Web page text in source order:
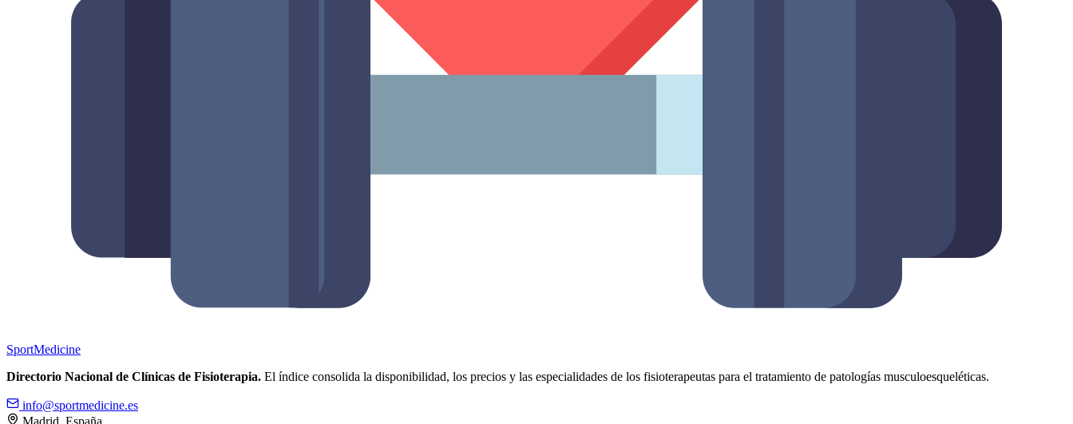
SportMedicine
Directorio Nacional de Clínicas de Fisioterapia. El índice consolida la disponibilidad, los precios y las especialidades de los fisioterapeutas para el tratamiento de patologías musculoesqueléticas.
info@sportmedicine.es